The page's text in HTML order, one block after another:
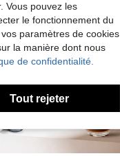
Vous pouvez les
le fonctionnement du
paramètres de cookies
la manière dont nous
de confidentialité.
Tout rejeter